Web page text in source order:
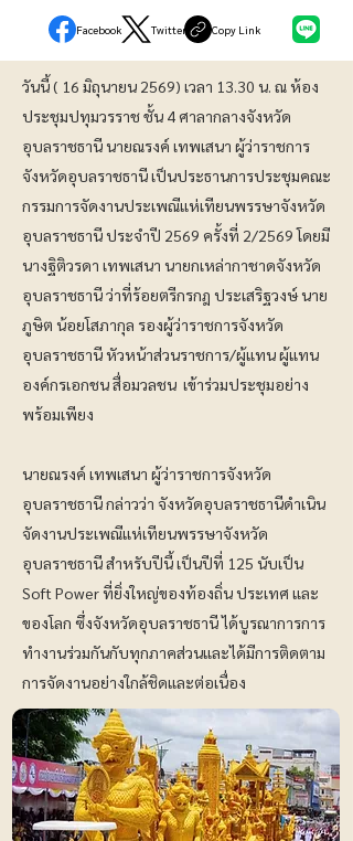
Facebook Twitter Copy Link
วันนี้ ( 16 มิถุนายน 2569) เวลา 13.30 น. ณ ห้อง
ประชุมปทุมวรราช ชั้น 4 ศาลากลางจังหวัด
อุบลราชธานี นายณรงค์ เทพเสนา ผู้ว่าราชการ
จังหวัดอุบลราชธานี เป็นประธานการประชุมคณะ
กรรมการจัดงานประเพณีแห่เทียนพรรษาจังหวัด
อุบลราชธานี ประจำปี 2569 ครั้งที่ 2/2569 โดยมี
นางฐิติวรดา เทพเสนา นายกเหล่ากาชาดจังหวัด
อุบลราชธานี ว่าที่ร้อยตรีกรกฎ ประเสริฐวงษ์ นาย
ภูษิต น้อยโสภากุล รองผู้ว่าราชการจังหวัด
อุบลราชธานี หัวหน้าส่วนราชการ/ผู้แทน ผู้แทน
องค์กรเอกชน สื่อมวลชน เข้าร่วมประชุมอย่าง
พร้อมเพียง
นายณรงค์ เทพเสนา ผู้ว่าราชการจังหวัด
อุบลราชธานี กล่าวว่า จังหวัดอุบลราชธานีดำเนิน
จัดงานประเพณีแห่เทียนพรรษาจังหวัด
อุบลราชธานี สำหรับปีนี้ เป็นปีที่ 125 นับเป็น
Soft Power ที่ยิ่งใหญ่ของท้องถิ่น ประเทศ และ
ของโลก ซึ่งจังหวัดอุบลราชธานี ได้บูรณาการการ
ทำงานร่วมกันกับทุกภาคส่วนและได้มีการติดตาม
การจัดงานอย่างใกล้ชิดและต่อเนื่อง